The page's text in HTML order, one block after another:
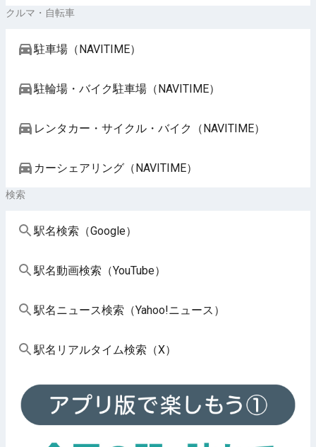
クルマ・自転車
駐車場（NAVITIME）
駐輪場・バイク駐車場（NAVITIME）
レンタカー・サイクル・バイク（NAVITIME）
カーシェアリング（NAVITIME）
検索
駅名検索（Google）
駅名動画検索（YouTube）
駅名ニュース検索（Yahoo!ニュース）
駅名リアルタイム検索（X）